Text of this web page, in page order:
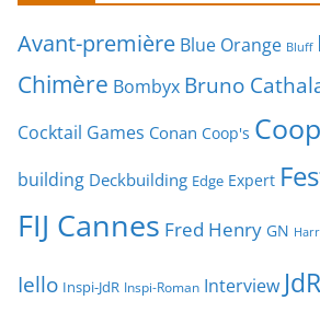
Avant-première Blue Orange Bluff
Chimère Bombyx Bruno
Cocktail Games Conan Coop's
building Deckbuilding Edge Expert
FIJ Cannes Fred Henry GN
Iello Inspi-JdR Inspi-Roman Interview JdR